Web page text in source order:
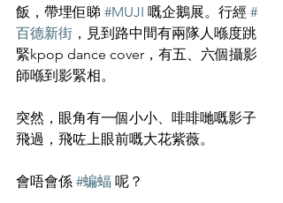
飯，帶埋佢睇 #MUJI 嘅企鵝展。行經 #
百德新街 ，見到路中間有兩隊人喺度跳
緊kpop dance cover，有五、六個攝影
師喺到影緊相。
突然，眼角有一個小小、啡啡哋嘅影子
飛過，飛咗上眼前嘅大花紫薇。
會唔會係 #蝙蝠 呢？